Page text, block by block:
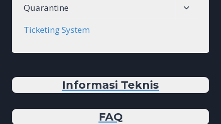
menu
Quarantine
Toggle
Ticketing System
Informasi Teknis
FAQ